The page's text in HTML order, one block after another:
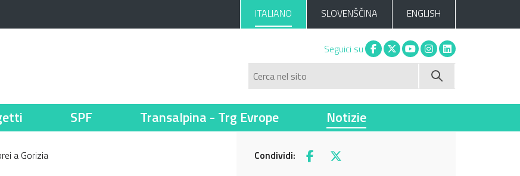
ITALIANO SLOVENŠČINA ENGLISH
Seguici su Facebook
X You tubeInstagram
Linkedin
SPF Transalpina - Trg Evrope Notizie
a Gorizia Condividi: Facebook
X